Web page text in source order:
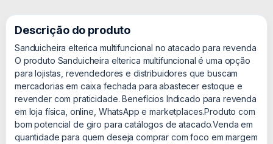
Descrição do produto
Sanduicheira elterica multifuncional no atacado para revenda
O produto Sanduicheira elterica multifuncional é uma opção
para lojistas, revendedores e distribuidores que buscam
mercadorias em caixa fechada para abastecer estoque e
revender com praticidade. Benefícios Indicado para revenda
em loja física, online, WhatsApp e marketplaces.Produto com
bom potencial de giro para catálogos de atacado.Venda em
quantidade para quem deseja comprar com foco em margem